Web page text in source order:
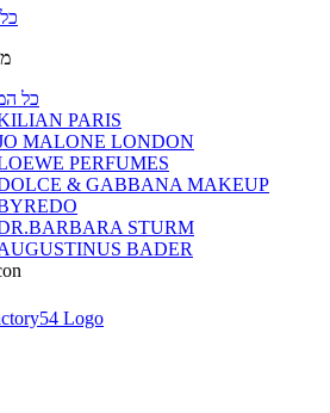
כל
PARIS
MALONE LONDON
PERFUMES
& GABBANA MAKEUP
STURM
BADER